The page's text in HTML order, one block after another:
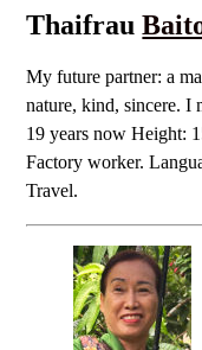
Thaifrau
My future partner: a
nature, kind, sincere.
19 years now Height:
Factory worker.
Travel.